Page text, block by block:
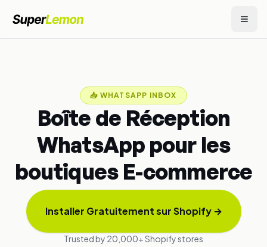
📥 WHATSAPP INBOX
Boîte de Réception
WhatsApp pour les
boutiques E-commerce
Installer Gratuitement sur Shopify→
Trusted by 20,000+ Shopify stores